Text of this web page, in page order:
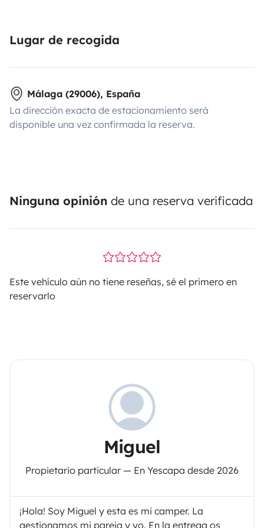
it’s a weekend escape or a longer road trip, this
own pace — with all the comfort of home
Lugar de recogida
Málaga (29006), España
La dirección exacta de estacionamiento será
disponible una vez confirmada la reserva.
Ninguna opinión de una reserva verificada
Este vehículo aún no tiene reseñas, sé el primero en
reservarlo
Miguel
Propietario particular — En Yescapa desde 2026
¡Hola! Soy Miguel y esta es mi camper. La
gestionamos mi pareja y yo. En la entrega os